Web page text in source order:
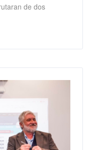
de dos